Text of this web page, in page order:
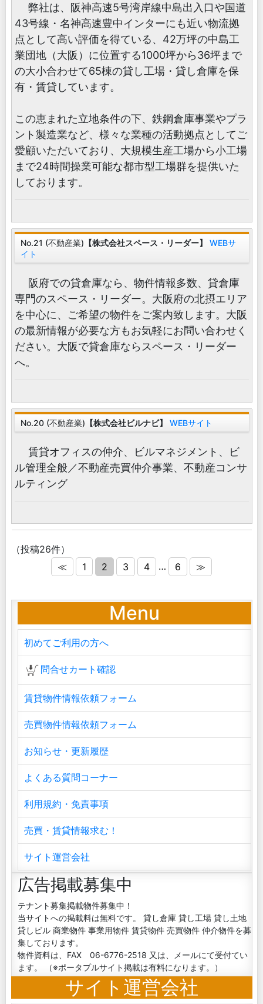
弊社は、阪神高速5号湾岸線中島出入口や国道
43号線・名神高速豊中インターにも近い物流拠
点として高い評価を得ている、42万坪の中島工
業団地（大阪）に位置する1000坪から36坪まで
の大小合わせて65棟の貸し工場・貸し倉庫を保
有・賃貸しています。
この恵まれた立地条件の下、鉄鋼倉庫事業やプラ
ント製造業など、様々な業種の活動拠点としてご
愛顧いただいており、大規模生産工場から小工場
まで24時間操業可能な都市型工場群を提供いた
しております。
No.21 (不動産業) 【株式会社スペース・リーダー】
WEBサ
イト
阪府での貸倉庫なら、物件情報多数、貸倉庫
専門のスペース・リーダー。大阪府の北摂エリア
を中心に、ご希望の物件をご案内致します。大阪
の最新情報が必要な方もお気軽にお問い合わせく
ださい。大阪で貸倉庫ならスペース・リーダー
へ。
No.20 (不動産業) 【株式会社ビルナビ】 WEBサイト
賃貸オフィスの仲介、ビルマネジメント、ビ
ル管理全般／不動産売買仲介事業、不動産コンサ
ルティング
（投稿26件）
≪
1 2 3 4 … 6 ≫
Menu
初めてご利用の方へ
問合せカート確認
賃貸物件情報依頼フォーム
売買物件情報依頼フォーム
お知らせ・更新履歴
よくある質問コーナー
利用規約・免責事項
売買・賃貸情報求む！
サイト運営会社
広告掲載募集中
テナント募集掲載物件募集中！
当サイトへの掲載料は無料です。 貸し倉庫 貸し工場 貸し土地
貸しビル 商業物件 事業用物件 賃貸物件 売買物件 仲介物件を募
集しております。
物件資料は、FAX 06-6776-2518 又は、メールにて受付てい
ます。 （※ポータプルサイト掲載は有料になります。）
サイト運営会社